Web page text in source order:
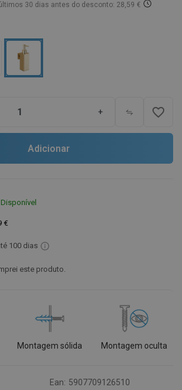
30 dias antes do desconto: 28,59 €
+ favorite_border
Adicionar
Disponível
€
100 dias
este produto.
Montagem sólida Montagem oculta
Ean: 5907709126510